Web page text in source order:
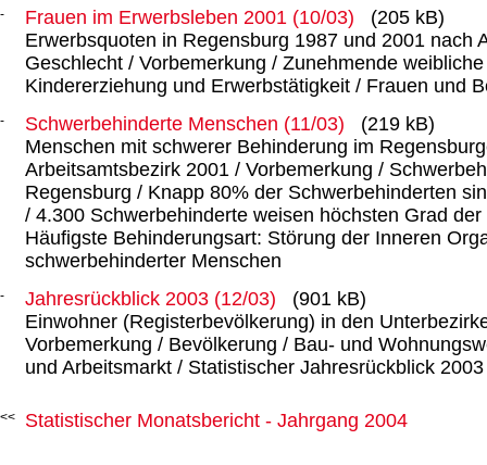
Frauen im Erwerbsleben 2001 (10/03)
(205 kB)
Erwerbsquoten in Regensburg 1987 und 2001 nach
Geschlecht / Vorbemerkung / Zunehmende
Kindererziehung und Erwerbstätigkeit / Frauen und
Schwerbehinderte Menschen (11/03)
(219 kB)
Menschen mit schwerer Behinderung im
Arbeitsamtsbezirk 2001 / Vorbemerkung /
Regensburg / Knapp 80% der Schwerbehinderten
/ 4.300 Schwerbehinderte weisen höchsten Grad
Häufigste Behinderungsart: Störung der Inneren
schwerbehinderter Menschen
Jahresrückblick 2003 (12/03)
(901 kB)
Einwohner (Registerbevölkerung) in den
Vorbemerkung / Bevölkerung / Bau- und
und Arbeitsmarkt / Statistischer Jahresrückblick 2003
Statistischer Monatsbericht - Jahrgang 2004